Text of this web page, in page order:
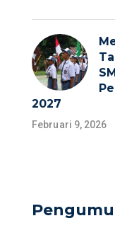
2027
Februari 9, 2026